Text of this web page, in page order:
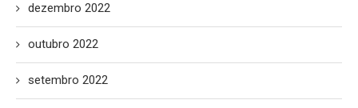
dezembro 2022
outubro 2022
setembro 2022